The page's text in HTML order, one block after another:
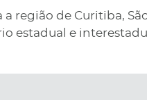
região de Curitiba,
estadual e